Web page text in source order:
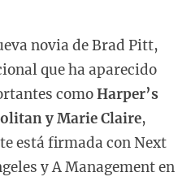
novia de Brad Pitt,
que ha aparecido
comoHarper’s
y Marie Claire,
está firmada con Next
y A Management en